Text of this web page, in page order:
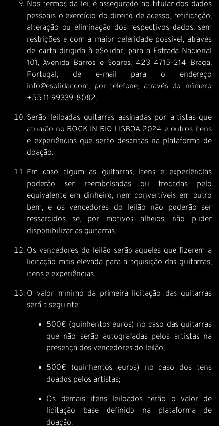
Nos termos da lei, é assegurado ao titular dos dados
pessoais o exercício do direito de acesso, retificação,
alteração ou eliminação dos respectivos dados, sem
restrições e com a maior celeridade possível, através
de carta dirigida à eSolidar, para a Estrada Nacional
101, Avenida Barros e Soares, 423 4715-214 Braga,
Portugal, de e-mail para o endereço
info@esolidar.com, por telefone, através do número
+55 11 99339-8082.
Serão leiloadas guitarras assinadas por artistas que
atuarão no ROCK IN RIO LISBOA 2024 e outros itens
e experiências que serão descritas na plataforma de
doação.
Em caso algum as guitarras, itens e experiências
poderão ser reembolsadas ou trocadas pelo
equivalente em dinheiro, nem convertíveis em outro
bem, e os vencedores do leilão não poderão ser
ressarcidos se, por motivos alheios. não puder
disponibilizar as guitarras.
Os vencedores do leilão serão aqueles que fizerem a
licitação mais elevada para a aquisição das guitarras,
itens e experiências.
O valor mínimo da primeira licitação das guitarras
será a seguinte:
500€ (quinhentos euros) no caso das guitarras
que não serão autografadas pelos artistas na
presença dos vencedores do leilão;
500€ (quinhentos euros) no caso dos tens
doados pelos artistas;
Os demais itens leiloados terão o valor de
licitação base definido na plataforma de
doação.